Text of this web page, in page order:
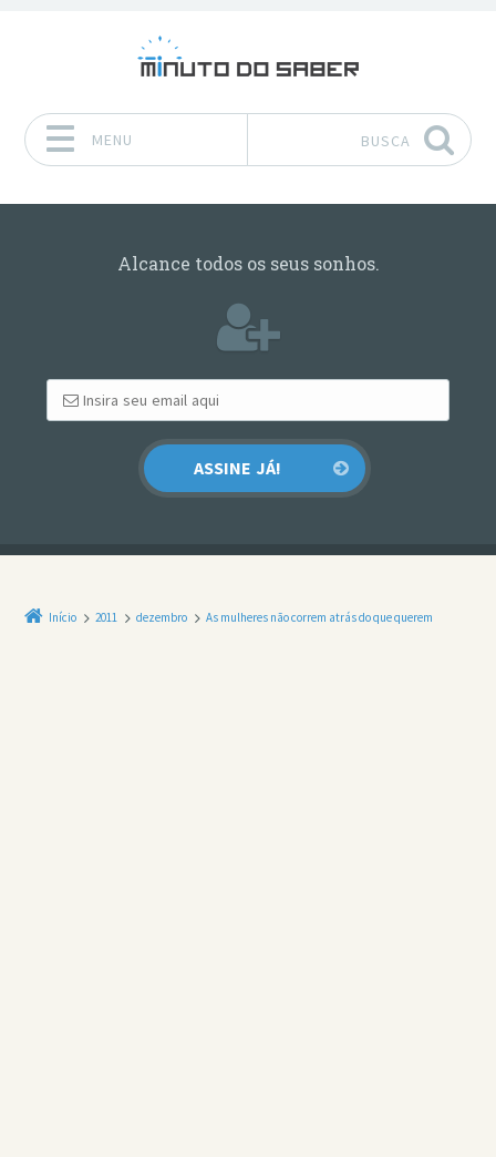
MENU BUSCA
Alcance todos os seus sonhos.
Início 2011 dezembro As mulheres não correm atrás do que querem